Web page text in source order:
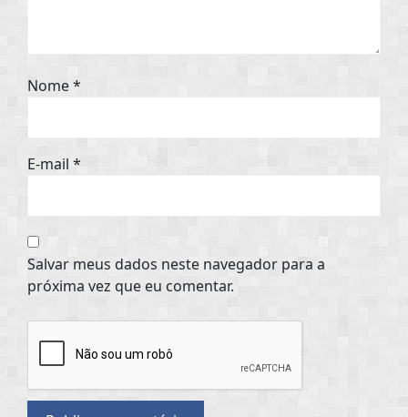
Nome*
E-mail *
Salvar meus dados neste navegador para a
próxima vez que eu comentar.